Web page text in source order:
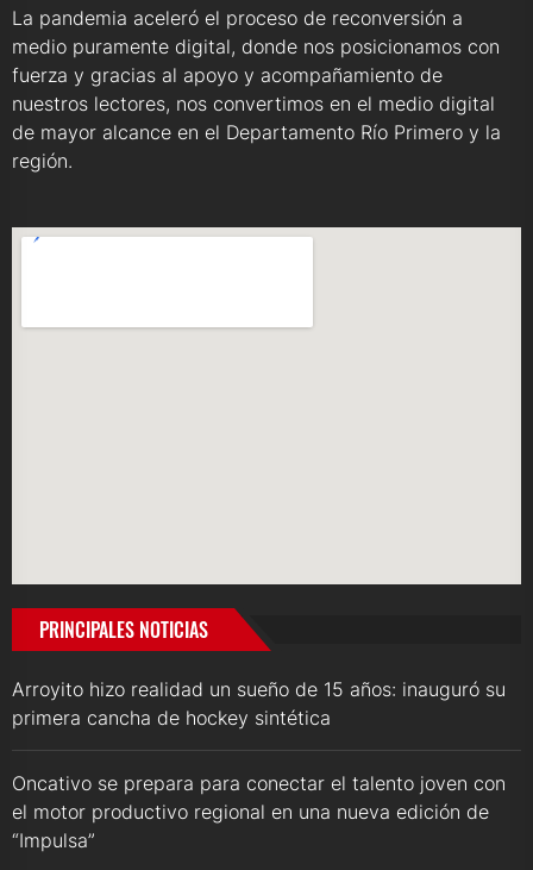
La pandemia aceleró el proceso de reconversión a
medio puramente digital, donde nos posicionamos con
fuerza y gracias al apoyo y acompañamiento de
nuestros lectores, nos convertimos en el medio digital
de mayor alcance en el Departamento Río Primero y la
región.
PRINCIPALES NOTICIAS
Arroyito hizo realidad un sueño de 15 años: inauguró su
primera cancha de hockey sintética
Oncativo se prepara para conectar el talento joven con
el motor productivo regional en una nueva edición de
“Impulsa”